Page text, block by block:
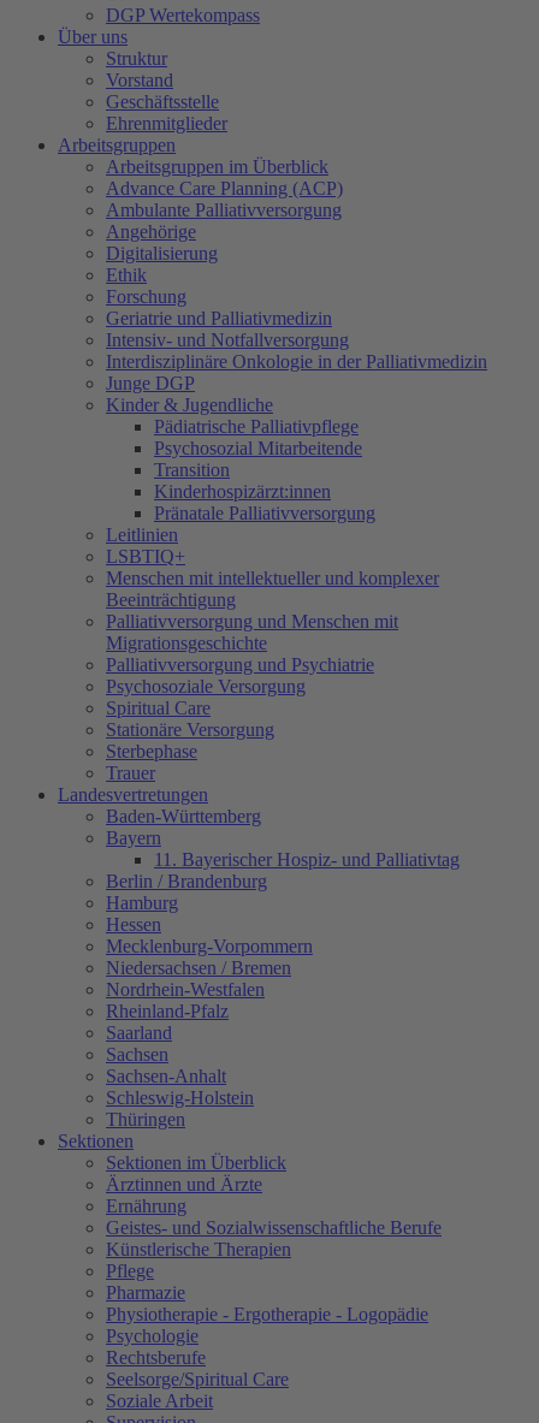
DGP Wertekompass
Über uns
Struktur
Vorstand
Geschäftsstelle
Ehrenmitglieder
Arbeitsgruppen
Arbeitsgruppen im Überblick
Advance Care Planning (ACP)
Ambulante Palliativversorgung
Angehörige
Digitalisierung
Ethik
Forschung
Geriatrie und Palliativmedizin
Intensiv- und Notfallversorgung
Interdisziplinäre Onkologie in der Palliativmedizin
Junge DGP
Kinder & Jugendliche
Pädiatrische Palliativpflege
Psychosozial Mitarbeitende
Transition
Kinderhospizärzt:innen
Pränatale Palliativversorgung
Leitlinien
LSBTIQ+
Menschen mit intellektueller und komplexer
Beeinträchtigung
Palliativversorgung und Menschen mit
Migrationsgeschichte
Palliativversorgung und Psychiatrie
Psychosoziale Versorgung
Spiritual Care
Stationäre Versorgung
Sterbephase
Trauer
Landesvertretungen
Baden-Württemberg
Bayern
11. Bayerischer Hospiz- und Palliativtag
Berlin / Brandenburg
Hamburg
Hessen
Mecklenburg-Vorpommern
Niedersachsen / Bremen
Nordrhein-Westfalen
Rheinland-Pfalz
Saarland
Sachsen
Sachsen-Anhalt
Schleswig-Holstein
Thüringen
Sektionen
Sektionen im Überblick
Ärztinnen und Ärzte
Ernährung
Geistes- und Sozialwissenschaftliche Berufe
Künstlerische Therapien
Pflege
Pharmazie
Physiotherapie - Ergotherapie - Logopädie
Psychologie
Rechtsberufe
Seelsorge/Spiritual Care
Soziale Arbeit